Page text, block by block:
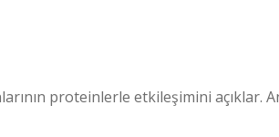
proteinlerle etkileşimini açıklar.